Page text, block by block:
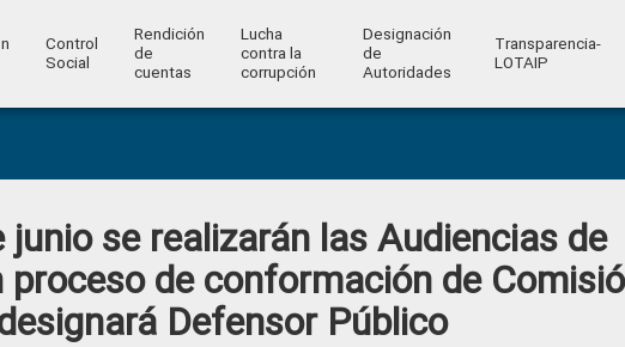
Control
Social
Rendición
de
cuentas
Lucha
contra la
corrupción
Designación
de
Autoridades
Transparencia-
LOTAIP
se realizarán las Audiencias de
proceso de conformación de
Defensor Público